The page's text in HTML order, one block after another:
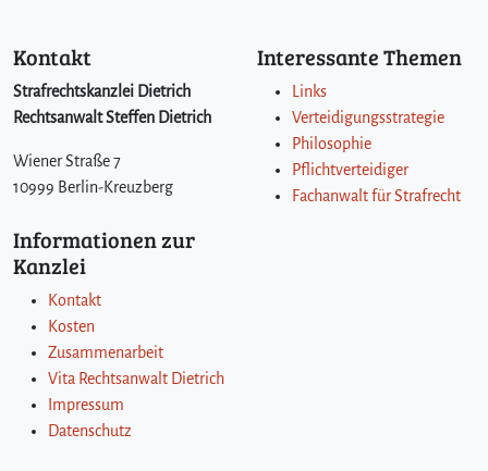
Kontakt
Strafrechtskanzlei Dietrich
Rechtsanwalt Steffen Dietrich
Wiener Straße 7
10999 Berlin-Kreuzberg
Interessante Themen
Links
Verteidigungsstrategie
Philosophie
Pflichtverteidiger
Fachanwalt für Strafrecht
Informationen zur
Kanzlei
Kontakt
Kosten
Zusammenarbeit
Vita Rechtsanwalt Dietrich
Impressum
Datenschutz